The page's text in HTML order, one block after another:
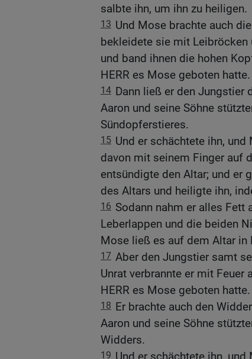
salbte ihn, um ihn zu heiligen.
13 Und Mose brachte auch
bekleidete sie mit
und band ihnen die hohen
HERR es Mose geboten hatte.
14 Dann ließ er den Jungstier
Aaron und seine Söhne
Sündopferstieres.
15 Und er schächtete ihn,
davon mit seinem Finger auf
entsündigte den Altar; und er
des Altars und heiligte ihn,
16 Sodann nahm er alles Fett
Leberlappen und die beiden
Mose ließ es auf dem Altar in
17 Aber den Jungstier samt
Unrat verbrannte er mit Feuer
HERR es Mose geboten hatte.
18 Er brachte auch den
Aaron und seine Söhne
Widders.
19